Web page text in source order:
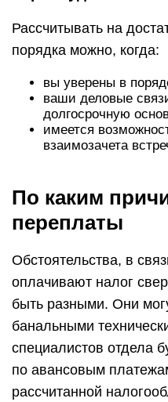
Рассчитывать на
порядка можно, когда:
вы уверены в
ваши деловые
долгосрочную
имеется
взаимозачета
По каким
переплаты
Обстоятельства, в
оплачивают налог
быть разными. Они
банальными
специалистов отдела
по авансовым
рассчитанной